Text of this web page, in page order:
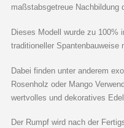
maßstabsgetreue Nachbildung
Dieses Modell wurde zu 100%
traditioneller Spantenbauweise
Dabei finden unter anderem
Rosenholz oder Mango
wertvolles und dekoratives
Der Rumpf wird nach der